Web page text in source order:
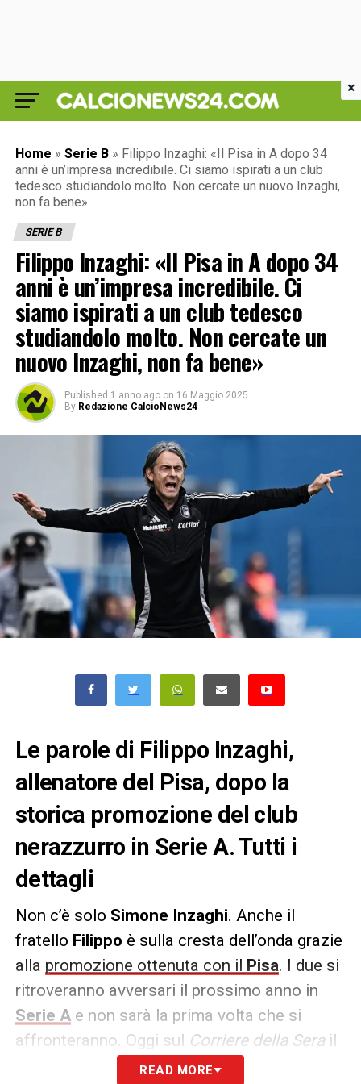
Home » Serie B » Filippo Inzaghi: «Il Pisa in A dopo 34
anni è un’impresa incredibile. Ci siamo ispirati a un club
tedesco studiandolo molto. Non cercate un nuovo Inzaghi,
non fa bene»
SERIE B
Filippo Inzaghi: «Il Pisa in A dopo 34
anni è un’impresa incredibile. Ci
siamo ispirati a un club tedesco
studiandolo molto. Non cercate un
nuovo Inzaghi, non fa bene»
Published 1 anno ago on 16 Maggio 2025
By Redazione CalcioNews24
Le parole di Filippo Inzaghi,
allenatore del Pisa, dopo la
storica promozione del club
nerazzurro in Serie A. Tutti i
dettagli
Non c’è solo Simone Inzaghi. Anche il
fratello Filippo è sulla cresta dell’onda grazie
alla promozione ottenuta con il Pisa. I due si
ritroveranno avversari il prossimo anno in
Serie Ae non sarà la prima volta che si
affronteranno. Oggi sul Corriere della Serail
mister dei toscani dice la sua su svariati
READ MORE
×